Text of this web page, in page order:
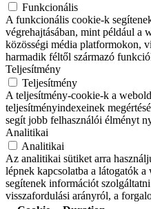
Funkcionális
A funkcionális cookie-k
végrehajtásában, mint például a
közösségi média platformokon,
harmadik féltől származó
Teljesítmény
Teljesítmény
A teljesítmény-cookie-k a
teljesítményindexeinek
segít jobb felhasználói élményt
Analitikai
Analitikai
Az analitikai sütiket arra
lépnek kapcsolatba a látogatók
segítenek információt
visszafordulási arányról, a